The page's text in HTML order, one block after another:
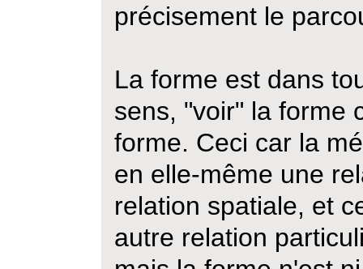
précisement le
La forme est dans
sens, "voir" la forme
forme. Ceci car la
en elle-même une
relation spatiale, et
autre relation